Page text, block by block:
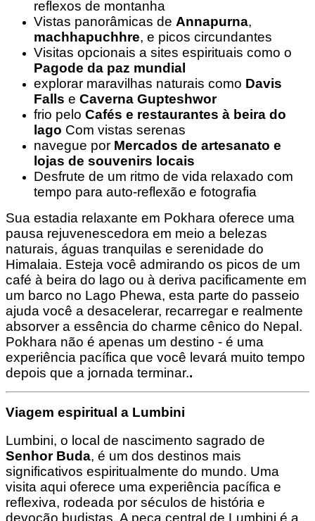
reflexos de montanha
Vistas panorâmicas de Annapurna,
machhapuchhre, e picos circundantes
Visitas opcionais a sites espirituais como o
Pagode da paz mundial
explorar maravilhas naturais como Davis
Falls e Caverna Gupteshwor
frio pelo Cafés e restaurantes à beira do
lago Com vistas serenas
navegue por Mercados de artesanato e
lojas de souvenirs locais
Desfrute de um ritmo de vida relaxado com
tempo para auto-reflexão e fotografia
Sua estadia relaxante em Pokhara oferece uma
pausa rejuvenescedora em meio a belezas
naturais, águas tranquilas e serenidade do
Himalaia. Esteja você admirando os picos de um
café à beira do lago ou à deriva pacificamente em
um barco no Lago Phewa, esta parte do passeio
ajuda você a desacelerar, recarregar e realmente
absorver a essência do charme cênico do Nepal.
Pokhara não é apenas um destino - é uma
experiência pacífica que você levará muito tempo
depois que a jornada terminar..
Viagem espiritual a Lumbini
Lumbini, o local de nascimento sagrado de
Senhor Buda, é um dos destinos mais
significativos espiritualmente do mundo. Uma
visita aqui oferece uma experiência pacífica e
reflexiva, rodeada por séculos de história e
devoção budistas. A peça central de Lumbini é a